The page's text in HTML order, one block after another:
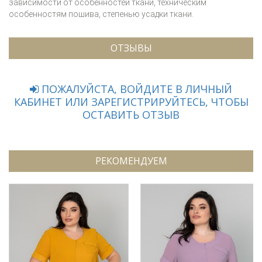
зависимости от особенностей ткани, техническим
особенностям пошива, степенью усадки ткани.
ОТЗЫВЫ
ПОЖАЛУЙСТА, ВОЙДИТЕ В ЛИЧНЫЙ
КАБИНЕТ ИЛИ ЗАРЕГИСТРИРУЙТЕСЬ, ЧТОБЫ
ОСТАВИТЬ ОТЗЫВ
РЕКОМЕНДУЕМ